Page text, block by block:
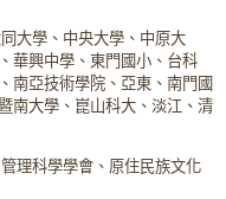
大學、中央大學、中原大
華興中學、東門國小、台科
南亞技術學院、亞東、南門國
南大學、崑山科大、淡江、清
理科學學會、原住民族文化